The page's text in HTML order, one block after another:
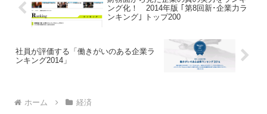
ング化！ 2014年版 ｢第8回新･企業力ラ
ンキング｣ トップ200
社員が評価する「働きがいのある企業ラ
ンキング2014」
ホーム 経済